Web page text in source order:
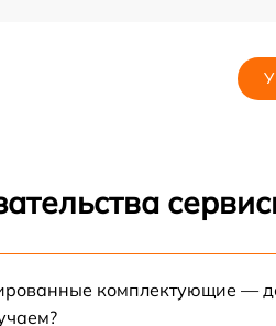
У
комплектующие —